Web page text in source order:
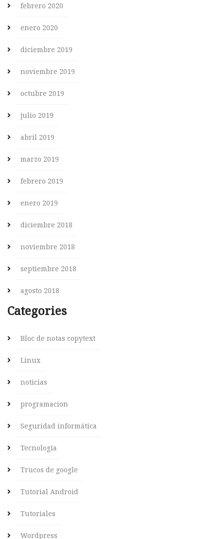
febrero 2020
enero 2020
diciembre 2019
noviembre 2019
octubre 2019
julio 2019
abril 2019
marzo 2019
febrero 2019
enero 2019
diciembre 2018
noviembre 2018
septiembre 2018
agosto 2018
Categories
Bloc de notas copytext
Linux
noticias
programacion
Seguridad informática
Tecnología
Trucos de google
Tutorial Android
Tutoriales
Wordpress